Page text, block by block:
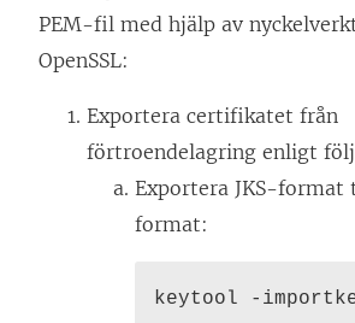
PEM-fil med hjälp av
OpenSSL:
Exportera certifikatet från
förtroendelagring enligt
Exportera JKS-format
format:
keytool -